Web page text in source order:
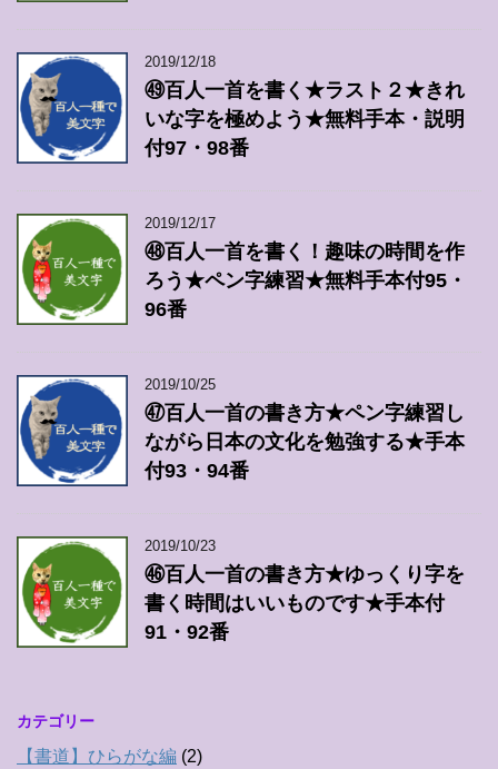
2019/12/18
㊾百人一首を書く★ラスト２★きれ
いな字を極めよう★無料手本・説明
付97・98番
2019/12/17
㊽百人一首を書く！趣味の時間を作
ろう★ペン字練習★無料手本付95・
96番
2019/10/25
㊼百人一首の書き方★ペン字練習し
ながら日本の文化を勉強する★手本
付93・94番
2019/10/23
㊻百人一首の書き方★ゆっくり字を
書く時間はいいものです★手本付
91・92番
カテゴリー
【書道】ひらがな編 (2)